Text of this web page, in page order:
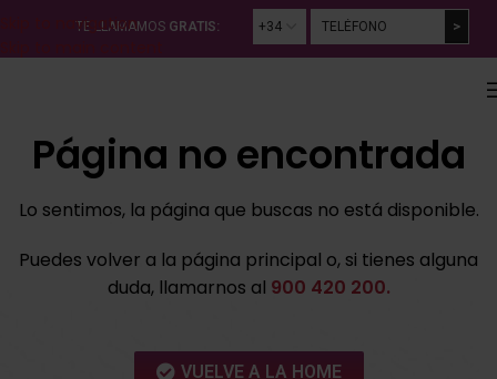
Skip to navigation
TE LLAMAMOS GRATIS:
Por
vacío.
Página no encontrada
Lo sentimos, la página que buscas no está disponible.
Puedes volver a la página principal o, si tienes alguna
duda, llamarnos al 900 420 200.
VUELVE A LA HOME